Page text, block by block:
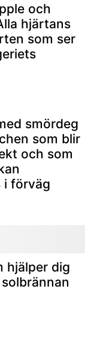
och
hjärtans
som ser
smördeg
som blir
och som
i förväg
hjälper dig